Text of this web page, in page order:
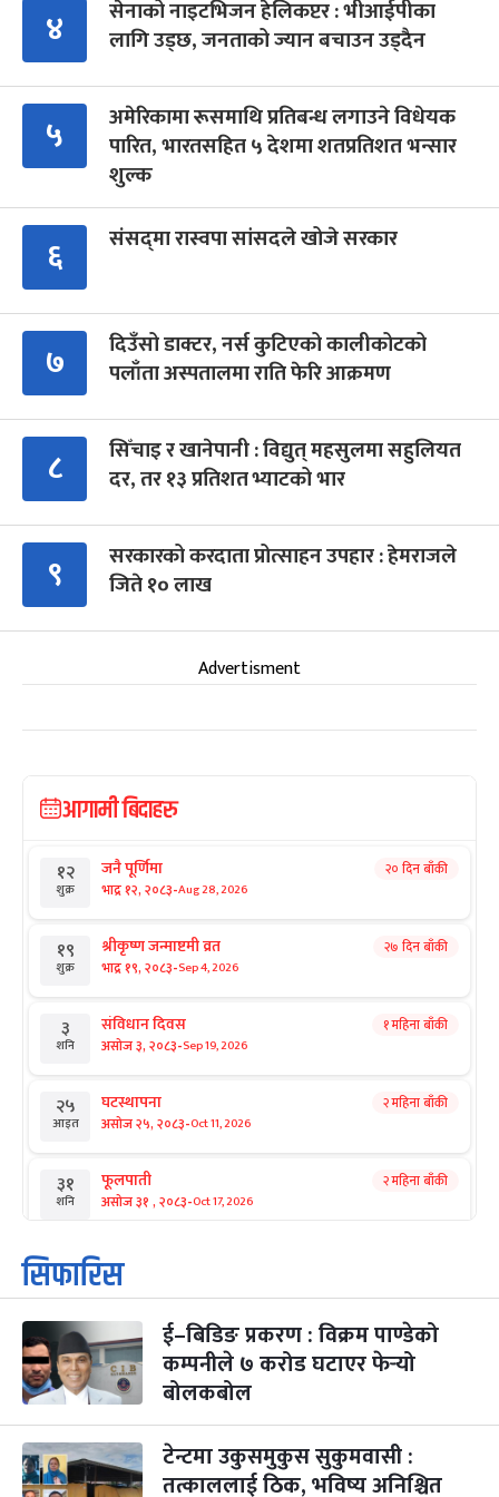
४
सेनाको नाइटभिजन हेलिकप्टर : भीआईपीका
लागि उड्छ, जनताको ज्यान बचाउन उड्दैन
५
अमेरिकामा रूसमाथि प्रतिबन्ध लगाउने विधेयक
पारित, भारतसहित ५ देशमा शतप्रतिशत भन्सार
शुल्क
६ संसद्‍मा रास्वपा सांसदले खोजे सरकार
७
दिउँसो डाक्टर, नर्स कुटिएको कालीकोटको
पलाँता अस्पतालमा राति फेरि आक्रमण
८
सिँचाइ र खानेपानी : विद्युत् महसुलमा सहुलियत
दर, तर १३ प्रतिशत भ्याटको भार
९
सरकारको करदाता प्रोत्साहन उपहार : हेमराजले
जिते १० लाख
Advertisment
आगामी बिदाहरु
१२
शुक्र
जनै पूर्णिमा
भाद्र १२, २०८३-Aug 28, 2026
२० दिन बाँकी
१९
शुक्र
श्रीकृष्ण जन्माष्टमी व्रत
भाद्र १९, २०८३-Sep 4, 2026
२७ दिन बाँकी
३
शनि
संविधान दिवस
असोज ३, २०८३-Sep 19, 2026
१ महिना बाँकी
२५
आइत
घटस्थापना
असोज २५, २०८३-Oct 11, 2026
२ महिना बाँकी
३१
शनि
फूलपाती
असोज ३१ , २०८३-Oct 17, 2026
२ महिना बाँकी
१
आइत
कार्तिक सङ्क्रान्ति
कार्तिक १, २०८३
३
मंगल
महानवमी
कार्तिक ३, २०८३-Oct 20, 2026
२ महिना बाँकी
४
पापा‌ङ्कुशा एकादशी व्रत २ महिना बाँकी
सिफारिस
ई–बिडिङ प्रकरण : विक्रम पाण्डेको
कम्पनीले ७ करोड घटाएर फेर्‍यो
बोलकबोल
टेन्टमा उकुसमुकुस सुकुमवासी :
तत्काललाई ठिक, भविष्य अनिश्चित